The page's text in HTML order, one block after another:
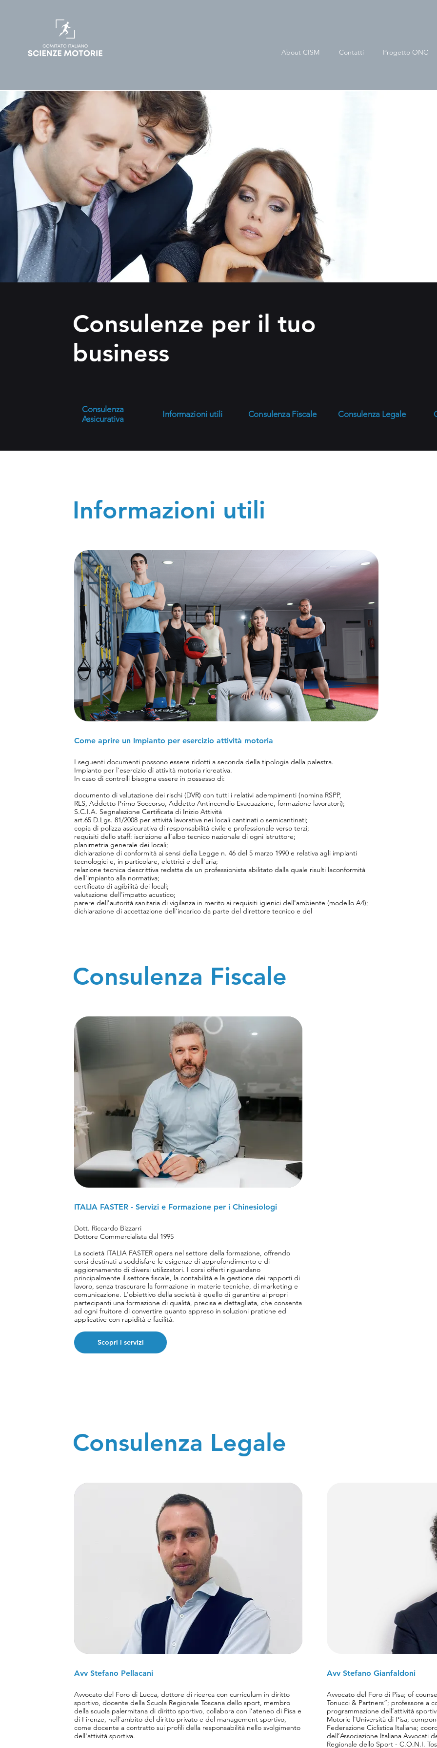
About CISM Contatti Progetto ONC
Consulenze per il tuo
business
Consulenza
Assicurativa
Informazioni utili Consulenza Fiscale Consulenza Legale
Informazioni utili
Come aprire un Impianto per esercizio attività motoria
I seguenti documenti possono essere ridotti a seconda della tipologia della palestra.
Impianto per l'esercizio di attività motoria ricreativa.
​In caso di controlli bisogna essere in possesso di:
documento di valutazione dei rischi (DVR) con tutti i relativi adempimenti (nomina RSPP,
RLS, Addetto Primo Soccorso, Addetto Antincendio Evacuazione, formazione lavoratori);
S.C.I.A. Segnalazione Certificata di Inizio Attività
art.65 D.Lgs. 81/2008 per attività lavorativa nei locali cantinati o semicantinati;
copia di polizza assicurativa di responsabilità civile e professionale verso terzi;
requisiti dello staff: iscrizione all’albo tecnico nazionale di ogni istruttore;
planimetria generale dei locali;
dichiarazione di conformità ai sensi della Legge n. 46 del 5 marzo 1990 e relativa agli impianti
tecnologici e, in particolare, elettrici e dell'aria;
relazione tecnica descrittiva redatta da un professionista abilitato dalla quale risulti laconformità
dell'impianto alla normativa;
certificato di agibilità dei locali;
valutazione dell'impatto acustico;
parere dell'autorità sanitaria di vigilanza in merito ai requisiti igienici dell'ambiente (modello A4);
dichiarazione di accettazione dell'incarico da parte del direttore tecnico e del
D.P.R. 151/2011 se la capienza è superiore alle 100 persone ovvero la superficie lorda superiore a
mq 200);
I locali dove si svolge l’attività di palestra per privati devono avere una destinazione d'uso
urbana annonaria). Se non è garantita una sufficiente ventilazione naturale, per svolgere l'attività è
inoltre necessario installare un impianto di ventilazione meccanica, rispettando i requisiti stabiliti dal
Decreto Ministeriale 01 febbraio 1986 e le norme CEI relativamente all'impianto elettrico (Decreto
Ministeriale 22 gennaio 2008, n. 37). L'attività, inoltre, deve avvenire nel rispetto dei limiti previsti
dalla normativa vigente in materia di inquinamento acustico. Se la palestra ha una capienza
superiore a 100 persone oppure ha una superficie lorda superiore a 200 m2 occorre presentare
apposita documentazione relativa al rischio incendio (Decreto del Presidente della Repubblica 1
agosto 2011, n. 151). SICILIA - L.R. 29 dicembre 2014, n. 16: Norme in materia di promozione e
tutela dell'attività fisico-motoria e sportiva.
Leggi di più
Consulenza Fiscale
ITALIA FASTER - Servizi e Formazione per i Chinesiologi
Dott. Riccardo Bizzarri
Dottore Commercialista dal 1995
La società ITALIA FASTER opera nel settore della formazione, offrendo
corsi destinati a soddisfare le esigenze di approfondimento e di
aggiornamento di diversi utilizzatori. I corsi offerti riguardano
principalmente il settore fiscale, la contabilità e la gestione dei rapporti di
lavoro, senza trascurare la formazione in materie tecniche, di marketing e
comunicazione. L'obiettivo della società è quello di garantire ai propri
partecipanti una formazione di qualità, precisa e dettagliata, che consenta
ad ogni fruitore di convertire quanto appreso in soluzioni pratiche ed
applicative con rapidità e facilità.
Scopri i servizi
Consulenza Legale
Avv Stefano Pellacani
Avvocato del Foro di Lucca, dottore di ricerca con curriculum in diritto
sportivo, docente della Scuola Regionale Toscana dello sport, membro
della scuola palermitana di diritto sportivo, collabora con l’ateneo di Pisa e
di Firenze, nell’ambito del diritto privato e del management sportivo,
come docente a contratto sui profili della responsabilità nello svolgimento
dell'attività sportiva.
Avv Stefano Gianfaldoni
Avvocato del Foro di Pisa; of
Tonucci & Partners”; professore a
programmazione dell’attività
Motorie l’Università di Pisa;
Federazione Ciclistica Italiana; coordinatore per la Toscana
dell’Associazione Italiana Avvocati
Regionale dello Sport - C.O.N.I.